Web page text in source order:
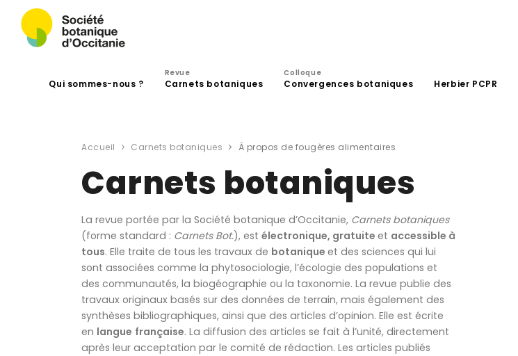
Qui sommes-nous ?
Revue
Carnets botaniques
Colloque
Convergences botaniques Herbier PCPR
Accueil Carnets botaniques À propos de fougères alimentaires
Carnets botaniques
La revue portée par la Société botanique d’Occitanie, Carnets botaniques
(forme standard : Carnets Bot.), est électronique, gratuite et accessible à
tous. Elle traite de tous les travaux de botanique et des sciences qui lui
sont associées comme la phytosociologie, l’écologie des populations et
des communautés, la biogéographie ou la taxonomie. La revue publie des
travaux originaux basés sur des données de terrain, mais également des
synthèses bibliographiques, ainsi que des articles d’opinion. Elle est écrite
en langue française. La diffusion des articles se fait à l’unité, directement
après leur acceptation par le comité de rédaction. Les articles publiés